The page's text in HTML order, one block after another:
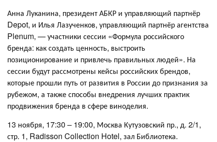
Анна Луканина, президент АБКР и управляющий партнёр
Depot, и Илья Лазученков, управляющий партнёр агентства
Plenum, — участники сессии «Формула российского
бренда: как создать ценность, выстроить
позиционирование и привлечь правильных людей». На
сессии будут рассмотрены кейсы российских брендов,
которые прошли путь от развития в России до признания за
рубежом, а также способы внедрения лучших практик
продвижения бренда в сфере виноделия.
13 ноября, 17:30 – 19:00, Москва Кутузовский пр., д. 2/1,
стр. 1, Radisson Collection Hotel, зал Библиотека.